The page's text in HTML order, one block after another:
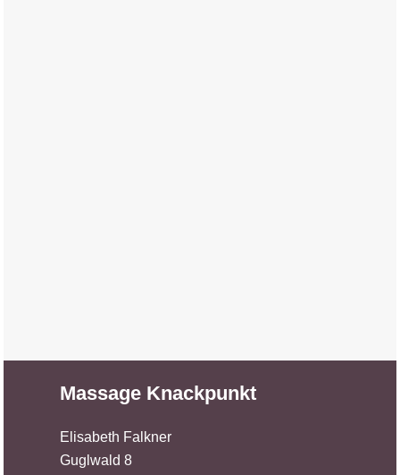
Massage Knackpunkt
Elisabeth Falkner
Guglwald 8